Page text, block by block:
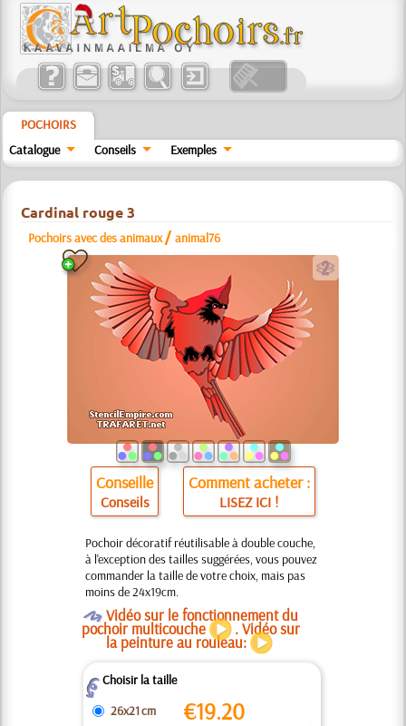
POCHOIRS
Catalogue
Conseils Exemples
Cardinal rouge 3
Pochoirs avec des animaux /animal76
b
Conseille
Conseils
Comment acheter :
LISEZ ICI !
Pochoir décoratif réutilisable à double couche,
à l'exception des tailles suggérées, vous pouvez
commander la taille de votre choix, mais pas
moins de 24x19cm.
O Vidéo sur le fonctionnement du
pochoir multicouche . Vidéo sur
la peinture au rouleau:
ZChoisir la taille
26x21 cm
€19.20